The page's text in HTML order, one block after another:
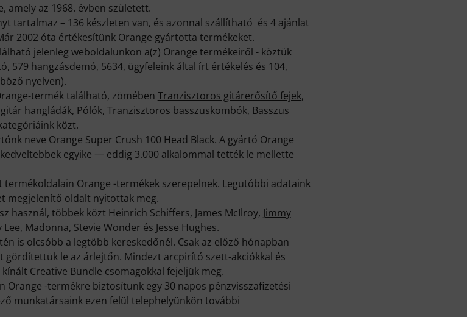
amely az 1968. évben született.
tartalmaz – 136 készleten van, és azonnal szállítható és 4 ajánlat
2002 óta értékesítünk Orange gyártotta termékeket.
jelenleg weboldalunkon a(z) Orange termékeiről - köztük
579 hangzásdemó, 5634, ügyfeleink által írt értékelés és 104,
nyelven).
termék található, zömében Tranzisztoros gitárerősítő fejek,
hangládák, Pólók, Tranzisztoros basszuskombók, Basszus
közt.
neve Orange Super Crush 100 Head Black. A gyártó Orange
egyike — eddig 3.000 alkalommal tették le mellette
Orange -termékek szerepelnek. Legutóbbi adataink
megjelenítő oldalt nyitottak meg.
használ, többek közt Heinrich Schiffers, James McIlroy, Jimmy
Lee, Madonna, Stevie Wonder és Jesse Hughes.
is olcsóbb a legtöbb kereskedőnél. Csak az előző hónapban
gördítettük le az árlejtőn. Mindezt arcpirító szett-akciókkal és
Creative Bundle csomagokkal fejeljük meg.
Orange -termékre biztosítunk egy 30 napos pénzvisszafizetési
munkatársaink ezen felül telephelyünkön további